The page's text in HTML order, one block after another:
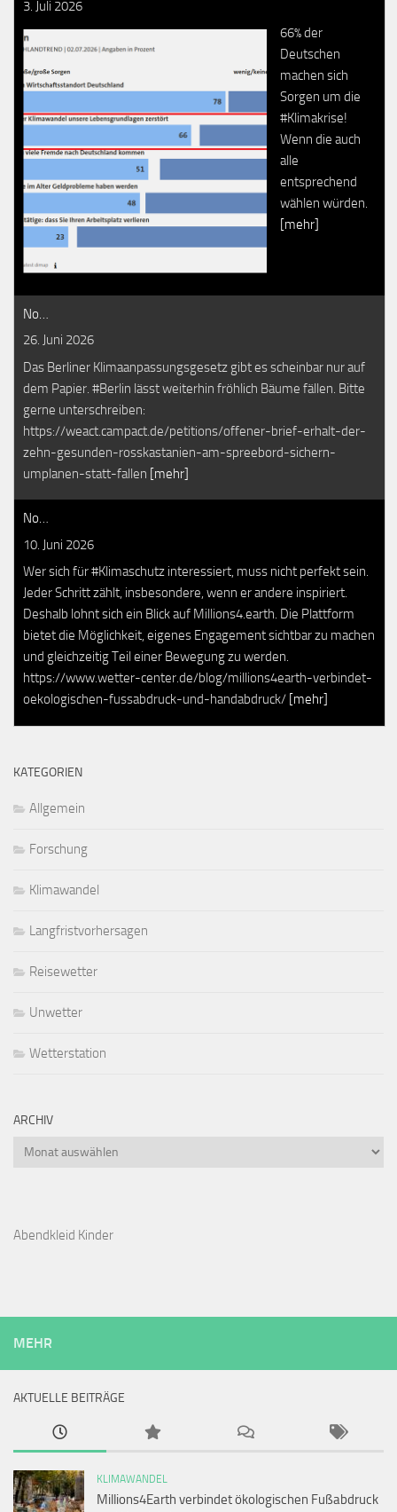
3. Juli 2026
66% der
Deutschen
machen sich
Sorgen um die
#Klimakrise!
Wenn die auch
alle
entsprechend
wählen würden.
[mehr]
No…
26. Juni 2026
Das Berliner Klimaanpassungsgesetz gibt es scheinbar nur auf
dem Papier. #Berlin lässt weiterhin fröhlich Bäume fällen. Bitte
gerne unterschreiben:
https://weact.campact.de/petitions/offener-brief-erhalt-der-
zehn-gesunden-rosskastanien-am-spreebord-sichern-
umplanen-statt-fallen [mehr]
No…
10. Juni 2026
Wer sich für #Klimaschutz interessiert, muss nicht perfekt sein.
Jeder Schritt zählt, insbesondere, wenn er andere inspiriert.
Deshalb lohnt sich ein Blick auf Millions4.earth. Die Plattform
bietet die Möglichkeit, eigenes Engagement sichtbar zu machen
und gleichzeitig Teil einer Bewegung zu werden.
https://www.wetter-center.de/blog/millions4earth-verbindet-
oekologischen-fussabdruck-und-handabdruck/ [mehr]
KATEGORIEN
Allgemein
Forschung
Klimawandel
Langfristvorhersagen
Reisewetter
Unwetter
Wetterstation
ARCHIV
Archiv
Abendkleid Kinder
MEHR
AKTUELLE BEITRÄGE
KLIMAWANDEL
Millions4Earth verbindet ökologischen Fußabdruck